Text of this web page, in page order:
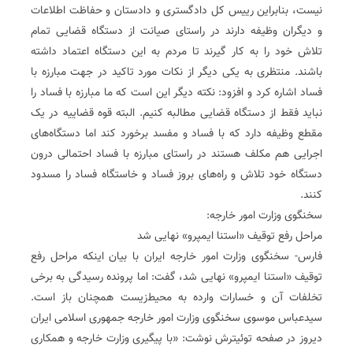
نیست، بنابراین رییس کل دادگستری و دادستان و حفاظت اطلاعات
و دیگران وظیفه دارند در راستای صیانت از دستگاه قضایی تمام
تلاش خود را به کار گیرند تا مردم به این دستگاه اعتماد داشته
باشند. منتظری به یکی دیگر از نکات مورد تاکید در جهت مبارزه با
فساد اشاره کرد و افزود: نکته دیگر این است که ما مبارزه با فساد را
نباید فقط از دستگاه قضایی مطالبه کنیم. البته قوه قضاییه در یک
مقطع وظیفه دارد که با فساد و مفسد برخورد کند اما دستگاه‌های
اجرایی هم مکلف هستند در راستای مبارزه با فساد احتمالی درون
دستگاه خود تلاش و راه‌های بروز فساد و خاستگاه فساد را مسدود
کنند.
سخنگوی وزارت امور خارجه:
مراحل رفع توقیف «استنا ایمپرو» نهایی شد
فارس- سخنگوی وزارت امور خارجه ایران با بیان اینکه مراحل رفع
توقیف «استنا ایمپرو» نهایی شد، گفت: اما پرونده رسیدگی به برخی
تخلفات آن و خسارات وارده به محیط‌زیست همچنان باز است.
سیدعباس موسوی سخنگوی وزارت امور خارجه جمهوری اسلامی ایران
دیروز در صفحه توئیترش نوشت: «با پیگیری وزارت خارجه و همکاری